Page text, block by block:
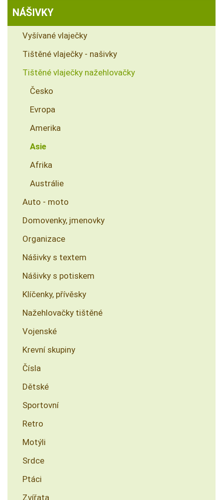
NÁŠIVKY
Vyšívané vlaječky
Tištěné vlaječky - našivky
Tištěné vlaječky nažehlovačky
Česko
Evropa
Amerika
Asie
Afrika
Austrálie
Auto - moto
Domovenky, jmenovky
Organizace
Nášivky s textem
Nášivky s potiskem
Klíčenky, přívěsky
Nažehlovačky tištěné
Vojenské
Krevní skupiny
Čísla
Dětské
Sportovní
Retro
Motýli
Srdce
Ptáci
Zvířata